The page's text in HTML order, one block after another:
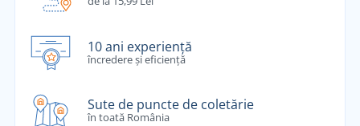
10 ani experiență
încredere și eficiență
Sute de puncte de coletărie
în toată România